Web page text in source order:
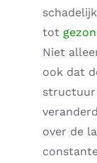
tot
Niet
ook dat
structuur
over de